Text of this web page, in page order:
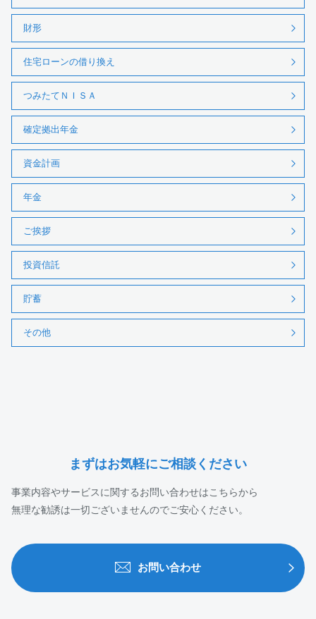
財形
住宅ローンの借り換え
つみたてＮＩＳＡ
確定拠出年金
資金計画
年金
ご挨拶
投資信託
貯蓄
その他
まずはお気軽にご相談ください
事業内容やサービスに関するお問い合わせはこちらから
無理な勧誘は一切ございませんのでご安心ください。
お問い合わせ